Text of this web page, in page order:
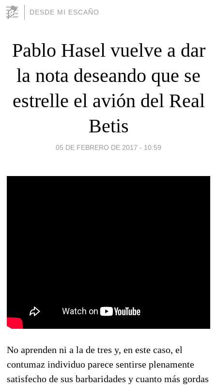
DESDE MI ESCAÑO
Pablo Hasel vuelve a dar
la nota deseando que se
estrelle el avión del Real
Betis
05 DE FEBRERO DE 2017 - 10:59
No aprenden ni a la de tres y, en este caso, el
contumaz individuo parece sentirse plenamente
satisfecho de sus barbaridades y cuanto más gordas